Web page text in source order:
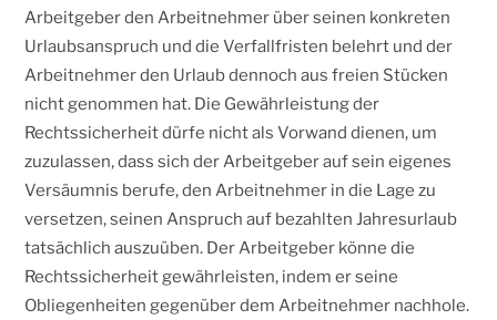
Arbeitgeber den Arbeitnehmer über seinen konkreten
Urlaubsanspruch und die Verfallfristen belehrt und der
Arbeitnehmer den Urlaub dennoch aus freien Stücken
nicht genommen hat. Die Gewährleistung der
Rechtssicherheit dürfe nicht als Vorwand dienen, um
zuzulassen, dass sich der Arbeitgeber auf sein eigenes
Versäumnis berufe, den Arbeitnehmer in die Lage zu
versetzen, seinen Anspruch auf bezahlten Jahresurlaub
tatsächlich auszuüben. Der Arbeitgeber könne die
Rechtssicherheit gewährleisten, indem er seine
Obliegenheiten gegenüber dem Arbeitnehmer nachhole.